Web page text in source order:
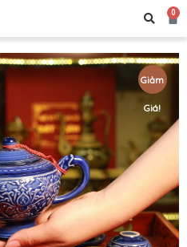
0
Giảm
Giá!